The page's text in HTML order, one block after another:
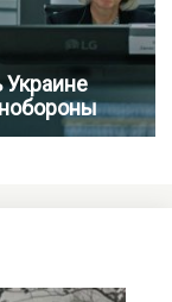
Украине